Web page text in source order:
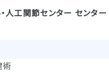
工関節センター センター
術